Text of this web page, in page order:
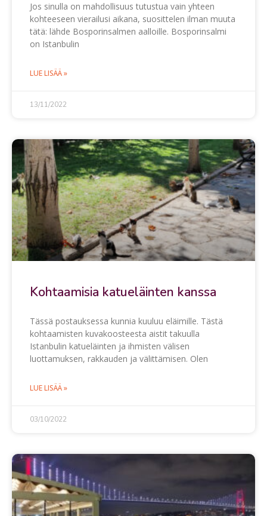
Jos sinulla on mahdollisuus tutustua vain yhteen
kohteeseen vierailusi aikana, suosittelen ilman muuta
tätä: lähde Bosporinsalmen aalloille. Bosporinsalmi
on Istanbulin
LUE LISÄÄ »
13/11/2022
Kohtaamisia katueläinten kanssa
Tässä postauksessa kunnia kuuluu eläimille. Tästä
kohtaamisten kuvakoosteesta aistit takuulla
Istanbulin katueläinten ja ihmisten välisen
luottamuksen, rakkauden ja välittämisen. Olen
LUE LISÄÄ »
03/10/2022